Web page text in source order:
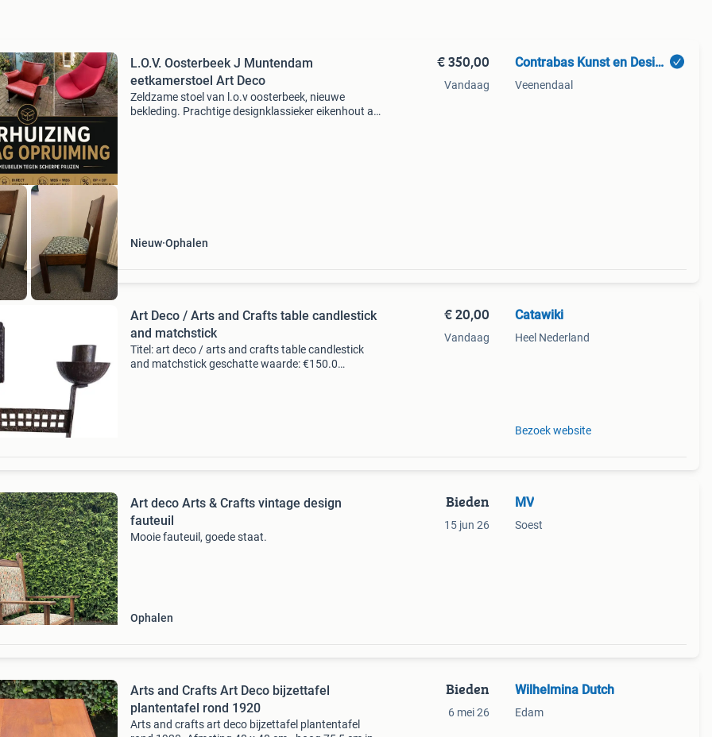
L.O.V. Oosterbeek J Muntendam
eetkamerstoel Art Deco
Zeldzame stoel van l.o.v oosterbeek, nieuwe
bekleding. Prachtige designklassieker eikenhout art
Nieuw Ophalen
€ 350,00
Vandaag
Contrabas Kunst en Design
Veenendaal
Art Deco / Arts and Crafts table candlestick
and matchstick
Titel: art deco / arts and crafts table candlestick
and matchstick geschatte waarde: €150.0
€ 20,00
Vandaag
Catawiki
Heel Nederland
Bezoek website
Art deco Arts & Crafts vintage design
fauteuil
Mooie fauteuil, goede staat.
Ophalen
Bieden
15 jun 26
MV
Soest
Arts and Crafts Art Deco bijzettafel
plantentafel rond 1920
Arts and crafts art deco bijzettafel plantentafel
Bieden
6 mei 26
Wilhelmina Dutch
Edam